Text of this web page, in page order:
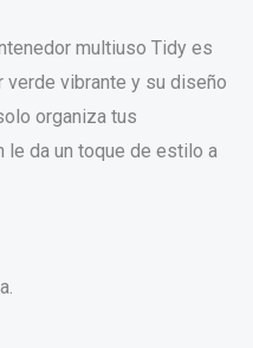
multiuso Tidy es
verde vibrante y su diseño
organiza tus
le da un toque de estilo a